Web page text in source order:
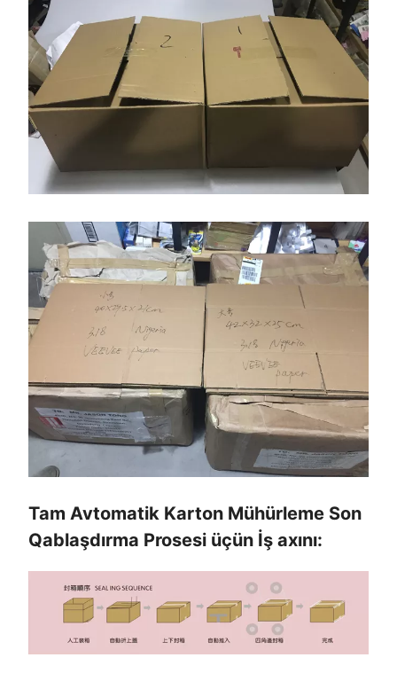
Tam Avtomatik Karton Mühürleme Son
Qablaşdırma Prosesi üçün İş axını: